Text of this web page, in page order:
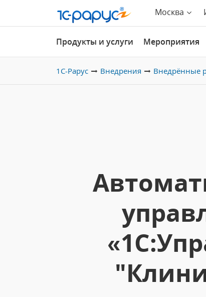
Москва
Продукты и услуги Мероприятия
1С-Рарус Внедрения Внедрённые